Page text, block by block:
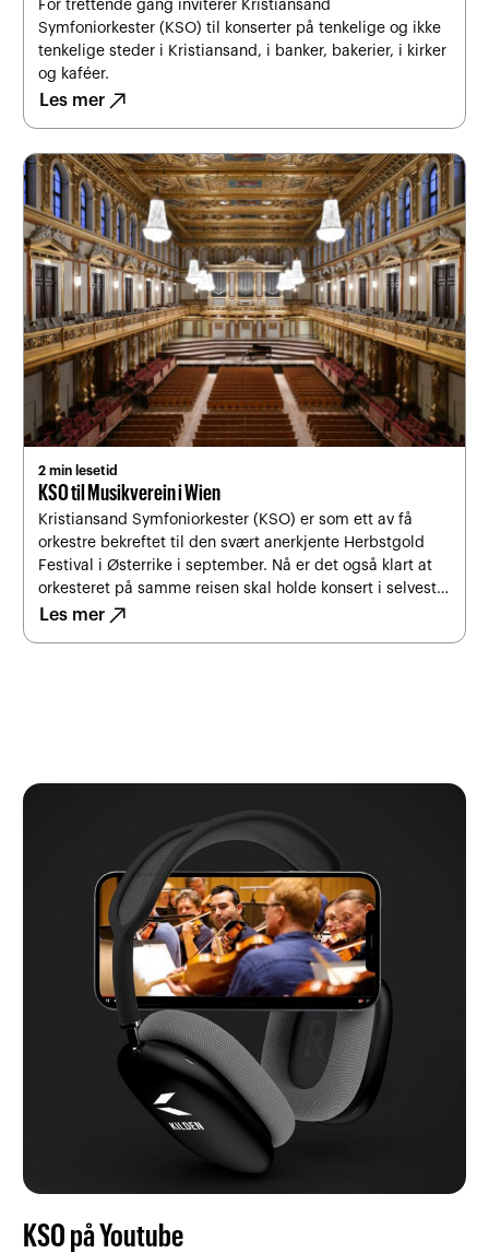
For trettende gang inviterer Kristiansand
Symfoniorkester (KSO) til konserter på tenkelige og ikke
tenkelige steder i Kristiansand, i banker, bakerier, i kirker
og kaféer.
Les mernorth_east
2 min lesetid
KSO til Musikverein i Wien
Kristiansand Symfoniorkester (KSO) er som ett av få
orkestre bekreftet til den svært anerkjente Herbstgold
Festival i Østerrike i september. Nå er det også klart at
orkesteret på samme reisen skal holde konsert i selveste
Musikverein i Wien.
Les mernorth_east
KSO på Youtube